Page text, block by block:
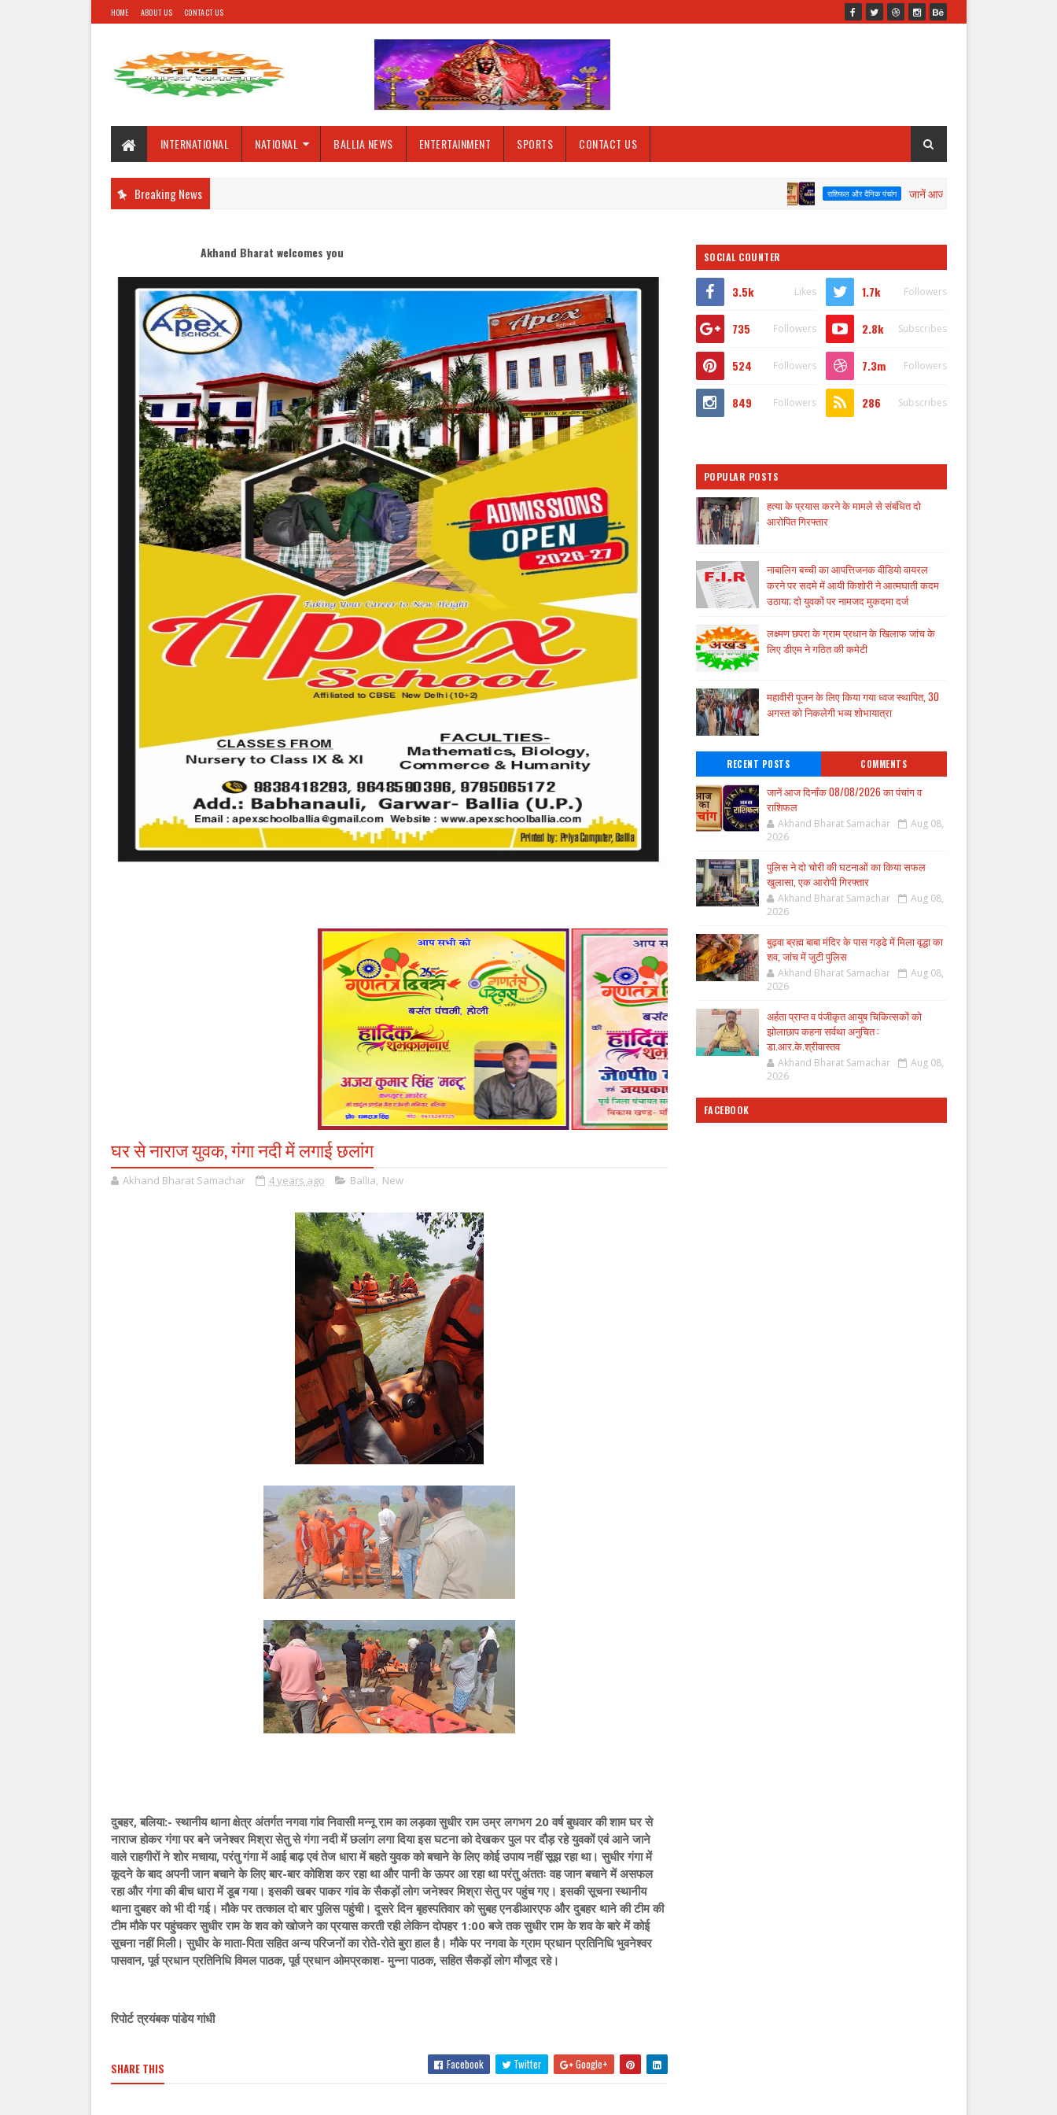
HOME ABOUT US CONTACT US
INTERNATIONAL NATIONAL BALLIA NEWS ENTERTAINMENT SPORTS CONTACT US
Breaking News राशिफल और दैनिक पंचांग जानें आज दिनाँक 08/08/2026 का पंचांग व राशिफल
Akhand Bharat welcomes you
घर से नाराज युवक, गंगा नदी में लगाई छलांग
Akhand Bharat Samachar 4 years ago Ballia, New
दुबहर, बलिया:- स्थानीय थाना क्षेत्र अंतर्गत नगवा गांव निवासी मन्नू राम का लड़का सुधीर राम उम्र लगभग 20 वर्ष बुधवार की शाम घर से
नाराज होकर गंगा पर बने जनेश्वर मिश्रा सेतु से गंगा नदी में छलांग लगा दिया इस घटना को देखकर पुल पर दौड़ रहे युवकों एवं आने जाने
वाले राहगीरों ने शोर मचाया, परंतु गंगा में आई बाढ़ एवं तेज धारा में बहते युवक को बचाने के लिए कोई उपाय नहीं सूझ रहा था। सुधीर गंगा में
कूदने के बाद अपनी जान बचाने के लिए बार-बार कोशिश कर रहा था और पानी के ऊपर आ रहा था परंतु अंततः वह जान बचाने में असफल
रहा और गंगा की बीच धारा में डूब गया। इसकी खबर पाकर गांव के सैकड़ों लोग जनेश्वर मिश्रा सेतु पर पहुंच गए। इसकी सूचना स्थानीय
थाना दुबहर को भी दी गई। मौके पर तत्काल दो बार पुलिस पहुंची। दूसरे दिन बृहस्पतिवार को सुबह एनडीआरएफ और दुबहर थाने की टीम की
टीम मौके पर पहुंचकर सुधीर राम के शव को खोजने का प्रयास करती रही लेकिन दोपहर 1:00 बजे तक सुधीर राम के शव के बारे में कोई
सूचना नहीं मिली। सुधीर के माता-पिता सहित अन्य परिजनों का रोते-रोते बुरा हाल है। मौके पर नगवा के ग्राम प्रधान प्रतिनिधि भुवनेश्वर
पासवान, पूर्व प्रधान प्रतिनिधि विमल पाठक, पूर्व प्रधान ओमप्रकाश- मुन्ना पाठक, सहित सैकड़ों लोग मौजूद रहे।
रिपोर्ट त्रयंबक पांडेय गांधी
SHARE THIS Facebook Twitter Google+
SOCIAL COUNTER
3.5k Likes 1.7k Followers
735 Followers 2.8k Subscribes
524 Followers 7.3m Followers
849 Followers 286 Subscribes
POPULAR POSTS
हत्या के प्रयास करने के मामले से संबंधित दो
आरोपित गिरफ्तार
नाबालिग बच्ची का आपत्तिजनक वीडियो वायरल
करने पर सदमे में आयी किशोरी ने आत्मघाती कदम
उठाया; दो युवकों पर नामजद मुकदमा दर्ज
लक्ष्मण छपरा के ग्राम प्रधान के खिलाफ जांच के
लिए डीएम ने गठित की कमेटी
महावीरी पूजन के लिए किया गया ध्वज स्थापित, 30
अगस्त को निकलेगी भव्य शोभायात्रा
RECENT POSTS COMMENTS
जानें आज दिनाँक 08/08/2026 का पंचांग व
राशिफल
Akhand Bharat Samachar
Aug 08,
2026
पुलिस ने दो चोरी की घटनाओं का किया सफल
खुलासा, एक आरोपी गिरफ्तार
Akhand Bharat Samachar
Aug 08,
2026
बुढ़वा ब्रह्म बाबा मंदिर के पास गड्ढे में मिला वृद्धा का
शव, जांच में जुटी पुलिस
Akhand Bharat Samachar
Aug 08,
2026
अर्हता प्राप्त व पंजीकृत आयुष चिकित्सकों को
झोलाछाप कहना सर्वथा अनुचित :
डा.आर.के.श्रीवास्तव
Akhand Bharat Samachar
Aug 08,
2026
FACEBOOK